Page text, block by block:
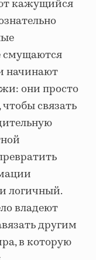
кажущийся
смущаются
начинают
они просто
связать
логичный.
владеют
другим
в которую